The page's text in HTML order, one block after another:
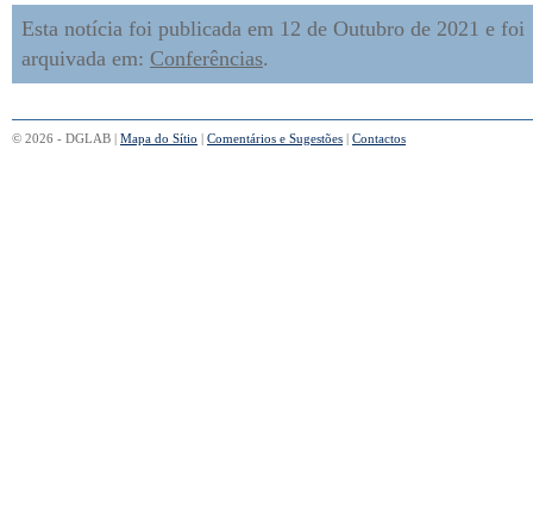
Esta notícia foi publicada em 12 de Outubro de 2021 e foi
arquivada em: Conferências.
© 2026 - DGLAB | Mapa do Sítio | Comentários e Sugestões | Contactos